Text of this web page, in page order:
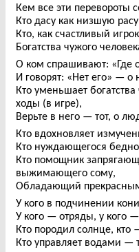
Кем все эти перевороты
Кто дасу как низшую
Кто, как счастливый
Богатства чужого
О ком спрашивают: «Где
И говорят: «Нет его» — о
Кто уменьшает
ходы (в игре),
Верьте в него — тот, о
Кто вдохновляет
Кто нуждающегося
Кто помощник
выжимающего сому,
Обладающий
У кого в подчинении
У кого — отряды, у кого
Кто породил солнце,
Кто управляет водами —